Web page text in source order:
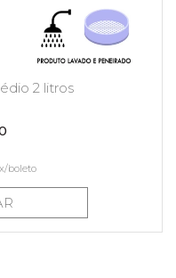
2 litros
boleto